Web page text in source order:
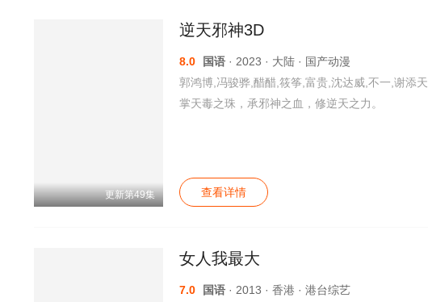
更新第49集
逆天邪神3D
8.0 国语 · 2023 · 大陆 · 国产动漫
郭鸿博,冯骏骅,醋醋,筱筝,富贵,沈达威,不一,谢添天
掌天毒之珠，承邪神之血，修逆天之力。
查看详情
女人我最大
7.0 国语 · 2013 · 香港 · 港台综艺